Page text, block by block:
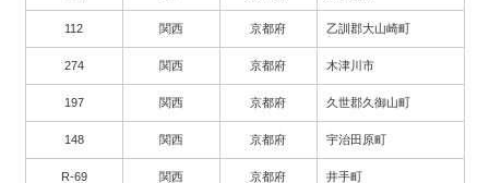
112 関西 京都府 乙訓郡大山崎町
274 関西 京都府 木津川市
197 関西 京都府 久世郡久御山町
148 関西 京都府 宇治田原町
R-69 関西 京都府 井手町